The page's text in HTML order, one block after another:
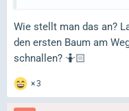
Wie stellt man das an?
den ersten Baum am
schnallen? 🤷🏻
3